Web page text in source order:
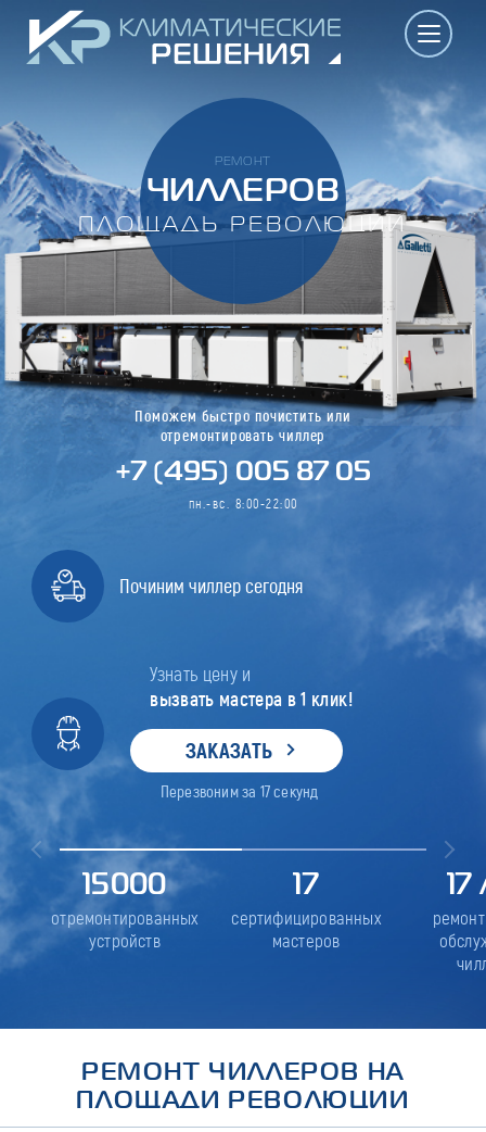
РЕМОНТ
ЧИЛЛЕРОВ
ПЛОЩАДЬ РЕВОЛЮЦИИ
Поможем быстро почистить или
отремонтировать чиллер
+7 (495) 005 87 05
пн.-вс. 8:00-22:00
Починим чиллер сегодня
Узнать цену и
вызвать мастера в 1 клик!
ЗАКАЗАТЬ
Перезвоним за 17секунд
15000
отремонтированных
устройств
17
сертифицированных
мастеров
17
РЕМОНТ ЧИЛЛЕРОВ НА
ПЛОЩАДИ РЕВОЛЮЦИИ